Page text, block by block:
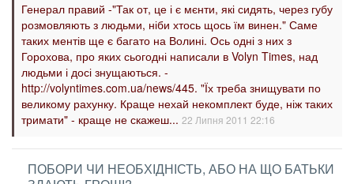
Генерал правий -"Так от, це і є мєнти, які сидять, через губу
розмовляють з людьми, ніби хтось щось їм винен." Саме
таких ментів ще є багато на Волині. Ось одні з них з
Горохова, про яких сьогодні написали в Volyn Times, над
людьми і досі знущаються. -
http://volyntimes.com.ua/news/445. "Їх треба знищувати по
великому рахунку. Краще нехай некомплект буде, ніж таких
тримати" - краще не скажеш... 22 Липня 2011 22:16
ПОБОРИ ЧИ НЕОБХІДНІСТЬ, АБО НА ЩО БАТЬКИ